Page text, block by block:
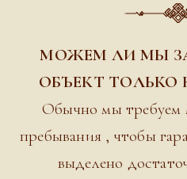
МОЖЕМ ЛИ МЫ
ОБЪЕКТ ТОЛЬКО
Обычно мы требуем
пребывания , чтобы
выделено